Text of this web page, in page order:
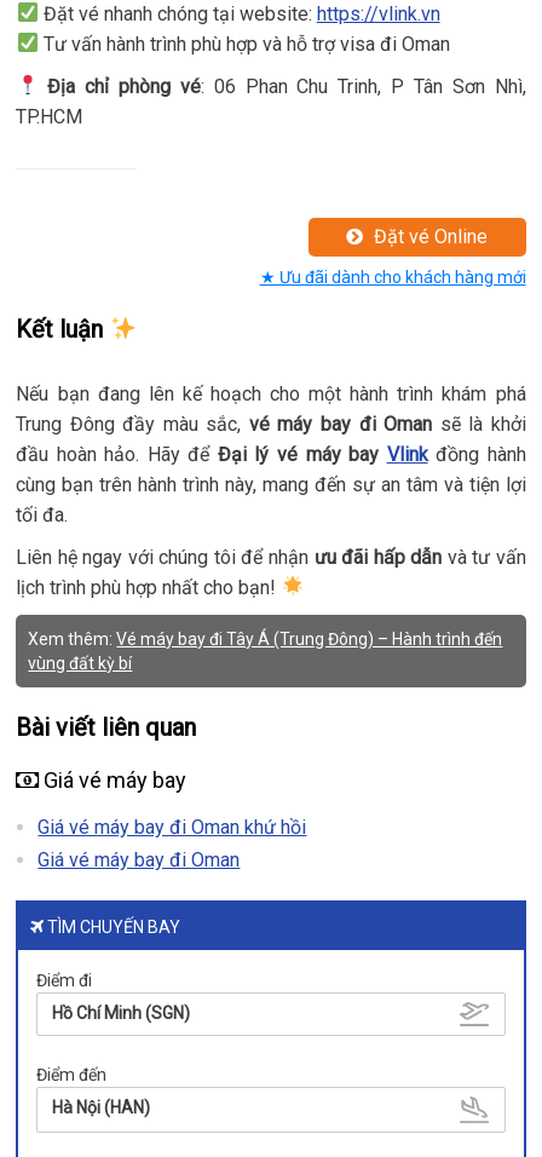
Đặt vé nhanh chóng tại website: https://vlink.vn
Tư vấn hành trình phù hợp và hỗ trợ visa đi Oman
Địa chỉ phòng vé: 06 Phan Chu Trinh, P Tân Sơn Nhì,
TP.HCM
Đặt vé Online
★ Ưu đãi dành cho khách hàng mới
Kết luận
Nếu bạn đang lên kế hoạch cho một hành trình khám phá
Trung Đông đầy màu sắc, vé máy bay đi Oman sẽ là khởi
đầu hoàn hảo. Hãy để Đại lý vé máy bay Vlinkđồng hành
cùng bạn trên hành trình này, mang đến sự an tâm và tiện lợi
tối đa.
Liên hệ ngay với chúng tôi để nhận ưu đãi hấp dẫn và tư vấn
lịch trình phù hợp nhất cho bạn!
Xem thêm:Vé máy bay đi Tây Á (Trung Đông) – Hành trình đến
vùng đất kỳ bí
Bài viết liên quan
Giá vé máy bay
Giá vé máy bay đi Oman khứ hồi
Giá vé máy bay đi Oman
TÌM CHUYẾN BAY
Điểm đi
Hồ Chí Minh (SGN)
Điểm đến
Hà Nội (HAN)